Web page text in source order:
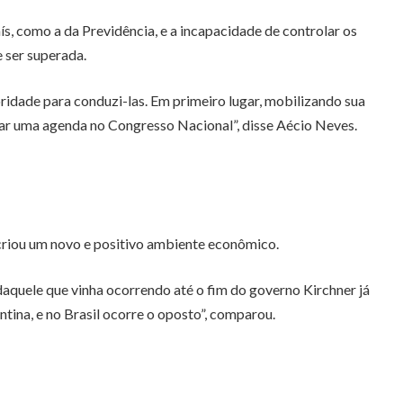
como a da Previdência, e a incapacidade de controlar os
superada.
para conduzi-las. Em primeiro lugar, mobilizando sua
agenda no Congresso Nacional”, disse Aécio Neves.
um novo e positivo ambiente econômico.
que vinha ocorrendo até o fim do governo Kirchner já
e no Brasil ocorre o oposto”, comparou.